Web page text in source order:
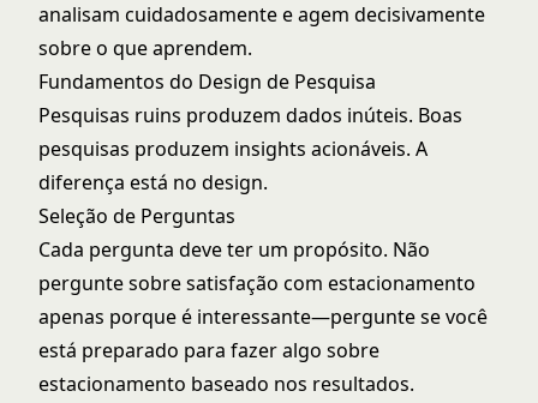
analisam cuidadosamente e agem decisivamente
sobre o que aprendem.
Fundamentos do Design de Pesquisa
Pesquisas ruins produzem dados inúteis. Boas
pesquisas produzem insights acionáveis. A
diferença está no design.
Seleção de Perguntas
Cada pergunta deve ter um propósito. Não
pergunte sobre satisfação com estacionamento
apenas porque é interessante—pergunte se você
está preparado para fazer algo sobre
estacionamento baseado nos resultados.